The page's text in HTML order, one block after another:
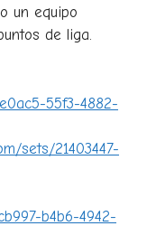
un equipo
de liga.
55f3-4882-
sets/21403447-
b4b6-4942-